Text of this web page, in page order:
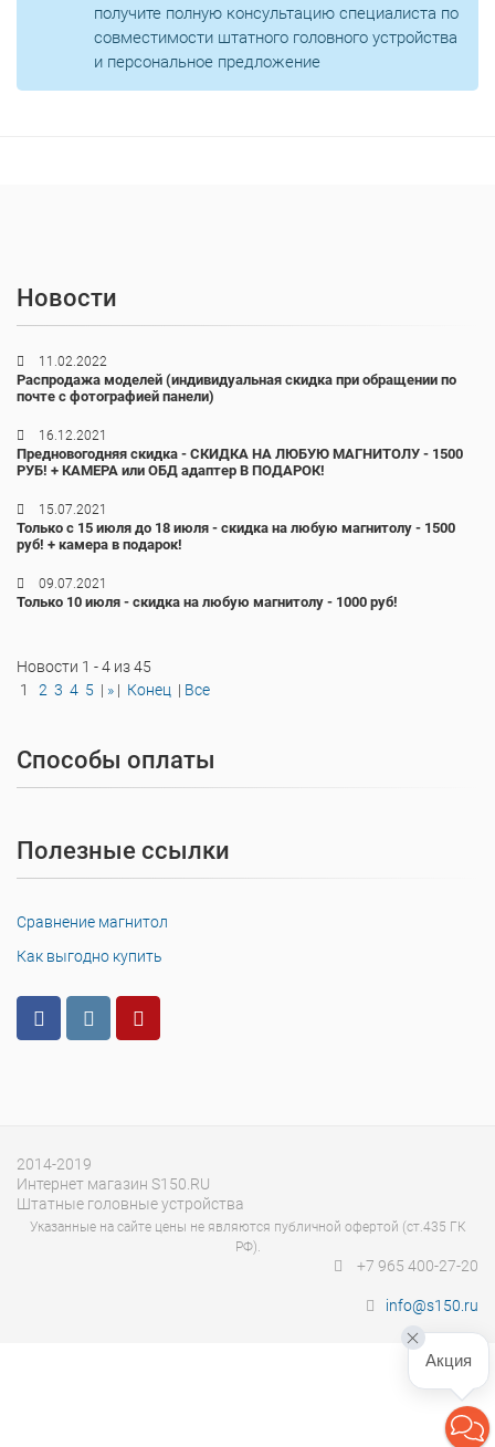
получите полную консультацию специалиста по
совместимости штатного головного устройства
и персональное предложение
Новости
11.02.2022
Распродажа моделей (индивидуальная скидка при обращении по
почте с фотографией панели)
16.12.2021
Предновогодняя скидка - СКИДКА НА ЛЮБУЮ МАГНИТОЛУ - 1500
РУБ! + КАМЕРА или ОБД адаптер В ПОДАРОК!
15.07.2021
Только с 15 июля до 18 июля - скидка на любую магнитолу - 1500
руб! + камера в подарок!
09.07.2021
Только 10 июля - скидка на любую магнитолу - 1000 руб!
Новости 1 - 4 из 45
1
2 3 4 5 | » | Конец | Все
Способы оплаты
Полезные ссылки
Сравнение магнитол
Как выгодно купить
2014-2019
Интернет магазин S150.RU
Штатные головные устройства
Указанные на сайте цены не являются публичной офертой (ст.435 ГК
РФ).
+7 965 400-27-20
info@s150.ru
Акция